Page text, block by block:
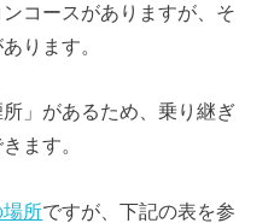
コースがありますが、そ
ります。
」があるため、乗り継ぎ
ます。
場所ですが、下記の表を参